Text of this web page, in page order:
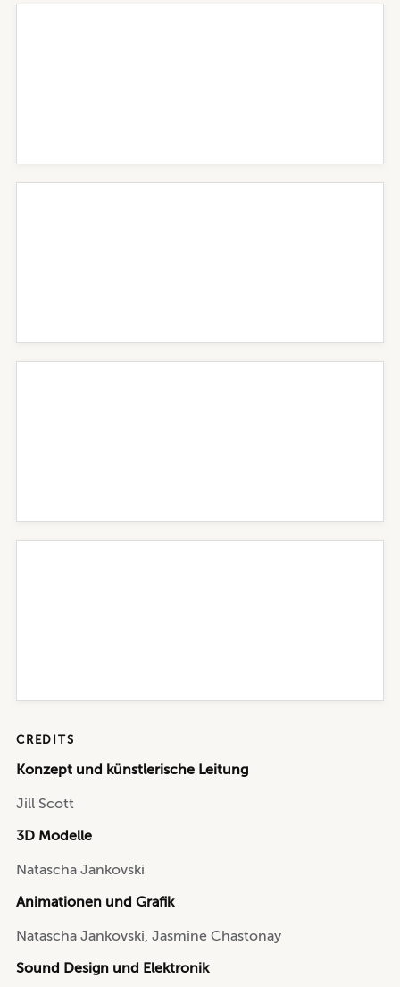
CREDITS
Konzept und künstlerische Leitung
Jill Scott
3D Modelle
Natascha Jankovski
Animationen und Grafik
Natascha Jankovski, Jasmine Chastonay
Sound Design und Elektronik